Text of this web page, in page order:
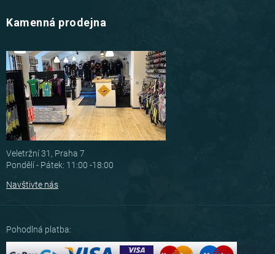
Kamenná prodejna
Veletržní 31, Praha 7
Pondělí - Pátek: 11:00 -18:00
Navštivte nás
Pohodlná platba: